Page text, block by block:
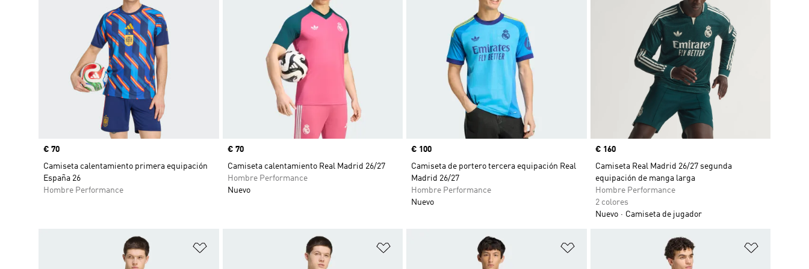
Precio
€ 70
Camiseta calentamiento primera equipación
España 26
Hombre Performance
Precio
€ 70
Camiseta calentamiento Real Madrid 26/27
Hombre Performance
Nuevo
Precio
€ 100
Camiseta de portero tercera equipación Real
Madrid 26/27
Hombre Performance
Nuevo
Precio
€ 160
Camiseta Real Madrid 26/27 segunda
equipación de manga larga
Hombre Performance
2 colores
Nuevo
Camiseta de jugador
Añadir a la lista de deseos Añadir a la lista de deseos Añadir a la lista de deseos